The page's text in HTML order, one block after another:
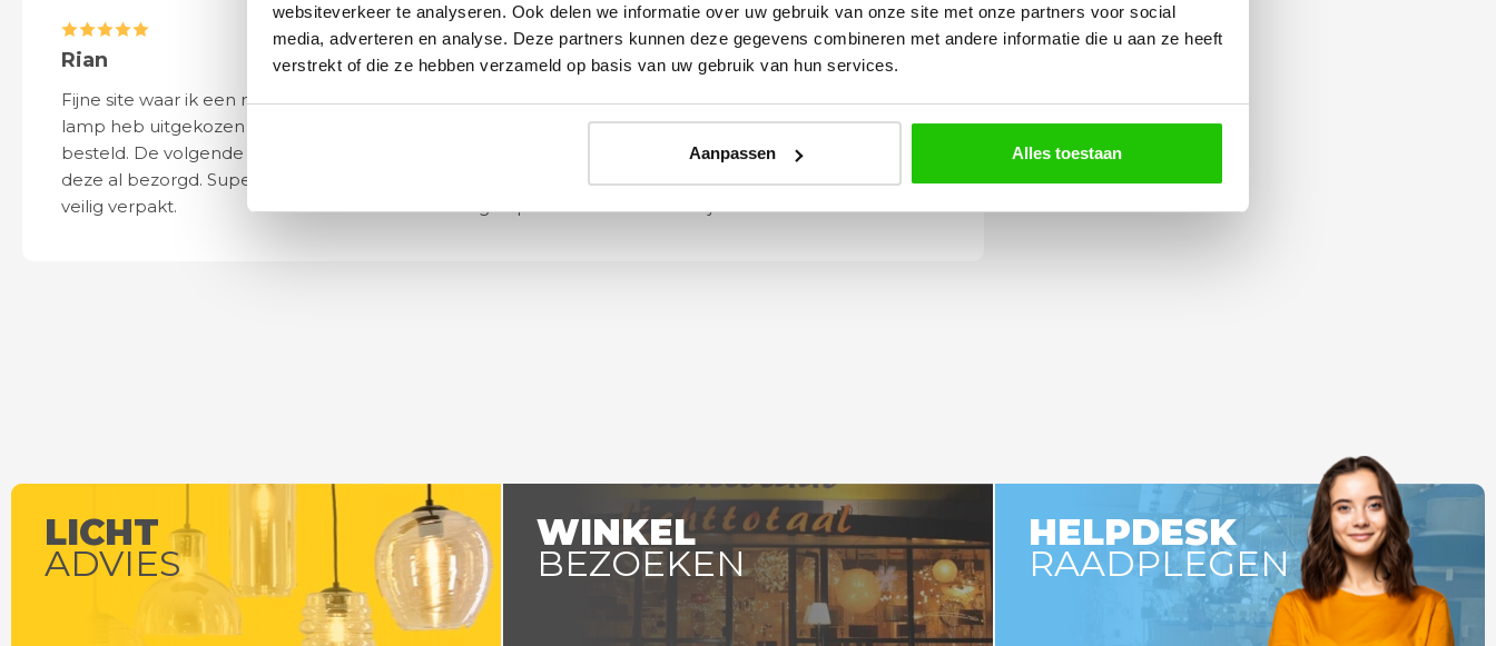
websiteverkeer te analyseren. Ook delen we informatie over uw gebruik van onze site met onze partners voor social
media, adverteren en analyse. Deze partners kunnen deze gegevens combineren met andere informatie die u aan ze heeft
verstrekt of die ze hebben verzameld op basis van uw gebruik van hun services.
Aanpassen Alles toestaan
Rian
Fijne site waar ik een mooie
lamp heb uitgekozen en
besteld. De volgende dag werd
deze al bezorgd. Super netjes en
veilig verpakt.
Anne
Het bestellen, betalen en
leveren verliep vlot en volledig
mooi en schept veel sfeer, het is
ook eenvoudig te plaatsen.
Yvonne
Wij hadden 2 lampen besteld
met totaal 11 mondgeblazen
kappen. Dit was zeer goed
verpakt geleverd. Wij bevelen dit
bedrijf zeker aan!
LICHT
ADVIES
WINKEL
BEZOEKEN
HELPDESK
RAADPLEGEN